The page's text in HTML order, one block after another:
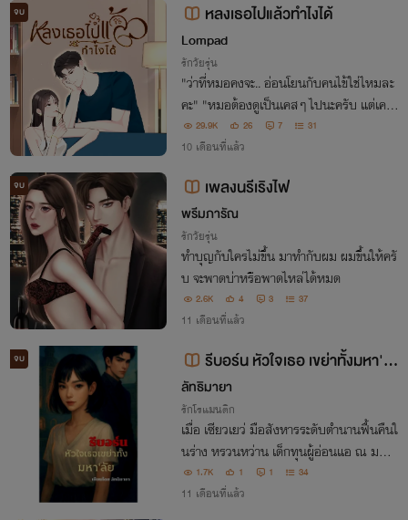
จบ หลงเธอไปแล้วทำไงได้
Lompad
รักวัยรุ่น
"ว่าที่หมอคงจะ.. อ่อนโยนกับคนไข้ใช่ไหมละ
คะ" "หมอต้องดูเป็นเคสๆ ไปนะครับ แต่เคส
นี้.. หมอไม่มั่นใจว่าจะ..อ่อนโยนได้"
29.9K 26 7 31
10 เดือนที่แล้ว
จบ เพลงนรีเริงไฟ
พรีมภารัณ
รักวัยรุ่น
ทำบุญกับใครไม่ขึ้น มาทำกับผม ผมขึ้นให้ครั
บ จะพาดบ่าหรือพาดไหล่ได้หมด
2.6K 4 3 37
11 เดือนที่แล้ว
จบ
รีบอร์น หัวใจเธอ เขย่าทั้งมหา'ลั
ย
ลัทธิมายา
รักโรแมนติก
เมื่อ เซียวเยว่ มือสังหารระดับตำนานฟื้นคืนใ
นร่าง หรวนหว่าน เด็กทุนผู้อ่อนแอ ณ มห
า'ลัยหลงเฉิง สถาบันที่ซ่อนเงาอำนาจมืด เธ
อกลับมาเพื่อชีวิตสงบ แต่เมื่อถูกเหยียบย่ำ
1.7K 1 1 34
11 เดือนที่แล้ว